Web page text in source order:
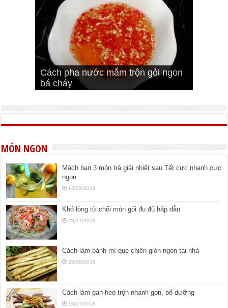
Cách pha nước mắm trộn gỏi ngon
bá cháy
Bí quyết để chiên đậu hũ giòn ngon
Cách ướp sườn non nướng ngon
đúng vị
Cách ướp thịt heo chiên ngon mềm
Bật mí cách ướp sườn cơm tấm
ngon
MÓN NGON
Mách bạn 3 món trà giải nhiệt sau Tết cực nhanh cực
ngon
12/02/2019
Khó lòng từ chối món gỏi đu đủ hấp dẫn
28/11/2018
Cách làm bánh mì que chiên giòn ngon tại nhà
25/09/2018
Cách làm gan heo trộn nhanh gọn, bổ dưỡng
16/07/2018